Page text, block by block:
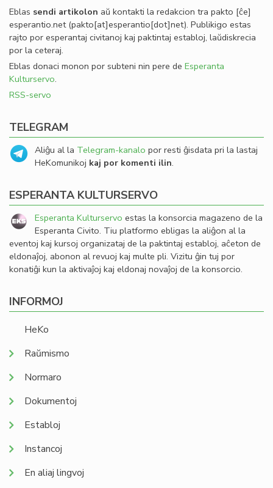
Eblas sendi artikolon aŭ kontakti la redakcion tra pakto [ĉe]
esperantio.net(pakto[at]esperantio[dot]net). Publikigo estas
rajto por esperantaj civitanoj kaj paktintaj establoj, laŭdiskrecia
por la ceteraj.
Eblas donaci monon por subteni nin pere de Esperanta
Kulturservo.
RSS-servo
TELEGRAM
Aliĝu al la Telegram-kanalo por resti ĝisdata pri la lastaj
HeKomunikoj kaj por komenti ilin.
ESPERANTA KULTURSERVO
Esperanta Kulturservo estas la konsorcia magazeno de la
Esperanta Civito. Tiu platformo ebligas la aliĝon al la
eventoj kaj kursoj organizataj de la paktintaj establoj, aĉeton de
eldonaĵoj, abonon al revuoj kaj multe pli. Vizitu ĝin tuj por
konatiĝi kun la aktivaĵoj kaj eldonaj novaĵoj de la konsorcio.
INFORMOJ
HeKo
Raŭmismo
Normaro
Dokumentoj
Establoj
Instancoj
En aliaj lingvoj